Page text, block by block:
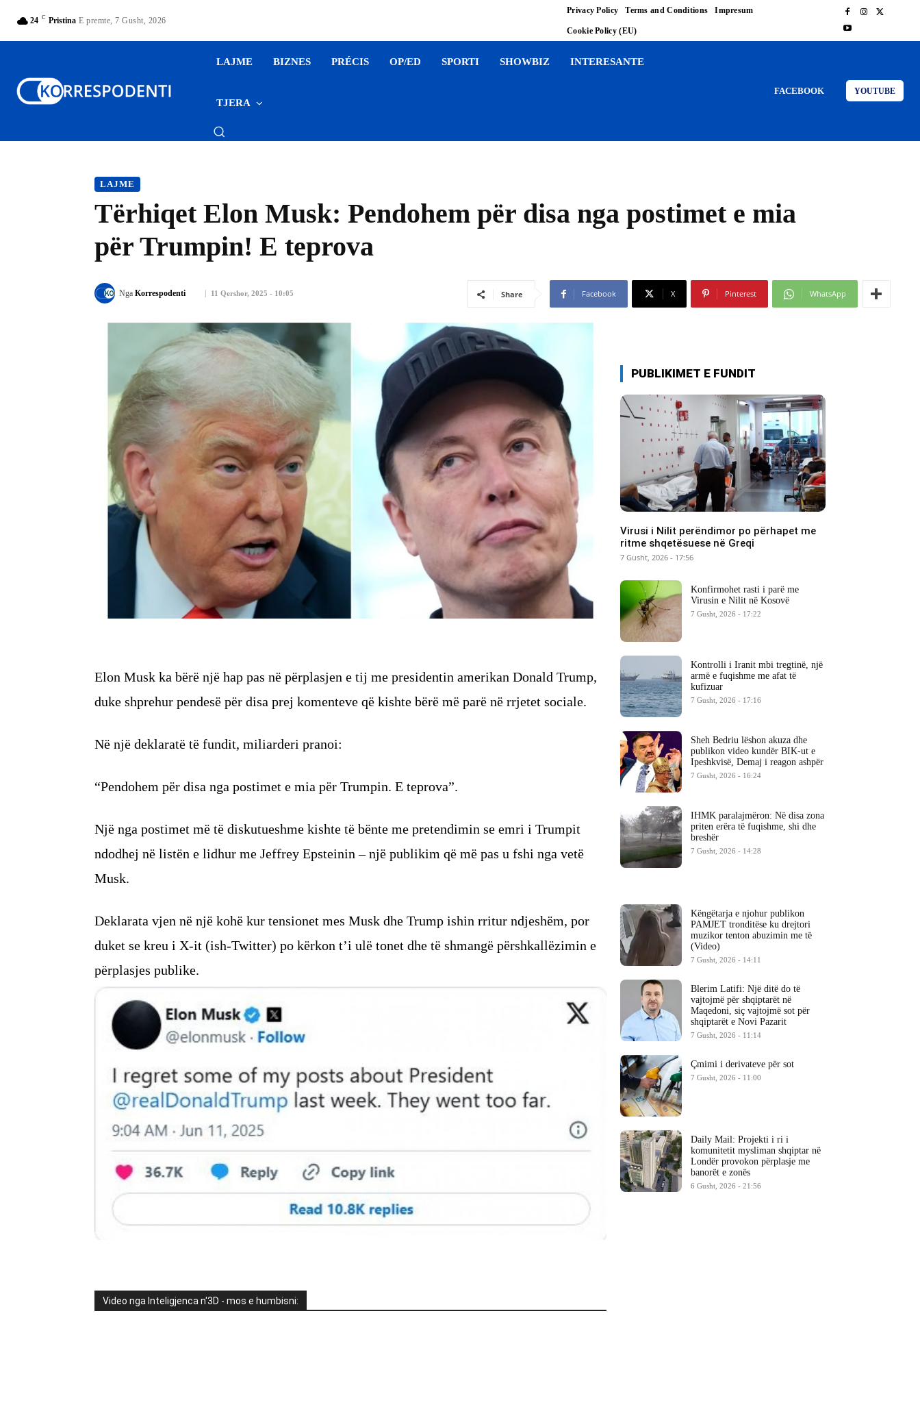
24 C Pristina E premte, 7 Gusht, 2026
Privacy Policy Terms and Conditions Impresum
Cookie Policy (EU)
LAJME BIZNES PRÉCIS OP/ED SPORTI SHOWBIZ INTERESANTE
TJERA
FACEBOOK YOUTUBE
LAJME
Tërhiqet Elon Musk: Pendohem për disa nga postimet e mia
për Trumpin! E teprova
11 Qershor, 2025 - 10:05
Nga Korrespodenti Share Facebook X Pinterest WhatsApp
Elon Musk ka bërë një hap pas në përplasjen e tij me presidentin amerikan Donald Trump,
duke shprehur pendesë për disa prej komenteve që kishte bërë më parë në rrjetet sociale.
Në një deklaratë të fundit, miliarderi pranoi:
“Pendohem për disa nga postimet e mia për Trumpin. E teprova”.
Një nga postimet më të diskutueshme kishte të bënte me pretendimin se emri i Trumpit
ndodhej në listën e lidhur me Jeffrey Epsteinin – një publikim që më pas u fshi nga vetë
Musk.
Deklarata vjen në një kohë kur tensionet mes Musk dhe Trump ishin rritur ndjeshëm, por
duket se kreu i X-it (ish-Twitter) po kërkon t’i ulë tonet dhe të shmangë përshkallëzimin e
përplasjes publike.
Video nga Inteligjenca n'3D - mos e humbisni:
PUBLIKIMET E FUNDIT
Virusi i Nilit perëndimor po përhapet me
ritme shqetësuese në Greqi
7 Gusht, 2026 - 17:56
Konfirmohet rasti i parë me
Virusin e Nilit në Kosovë
7 Gusht, 2026 - 17:22
Kontrolli i Iranit mbi tregtinë, një
armë e fuqishme me afat të
kufizuar
7 Gusht, 2026 - 17:16
Sheh Bedriu lëshon akuza dhe
publikon video kundër BIK-ut e
Ipeshkvisë, Demaj i reagon ashpër
7 Gusht, 2026 - 16:24
IHMK paralajmëron: Në disa zona
priten erëra të fuqishme, shi dhe
breshër
7 Gusht, 2026 - 14:28
Këngëtarja e njohur publikon
PAMJET tronditëse ku drejtori
muzikor tenton abuzimin me të
(Video)
7 Gusht, 2026 - 14:11
Blerim Latifi: Një ditë do të
vajtojmë për shqiptarët në
Maqedoni, siç vajtojmë sot për
shqiptarët e Novi Pazarit
7 Gusht, 2026 - 11:14
Çmimi i derivateve për sot
7 Gusht, 2026 - 11:00
Daily Mail: Projekti i ri i
komunitetit mysliman shqiptar në
Londër provokon përplasje me
banorët e zonës
6 Gusht, 2026 - 21:56